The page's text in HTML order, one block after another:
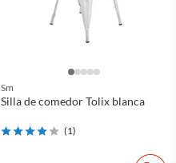
Sm
Silla de comedor Tolix blanca
(1)